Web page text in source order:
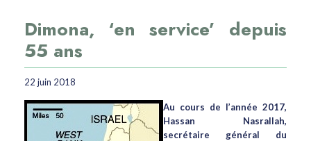
Dimona, ‘en service’ depuis
55 ans
22 juin 2018
Au cours de l’année 2017,
Hassan Nasrallah,
secrétaire général du